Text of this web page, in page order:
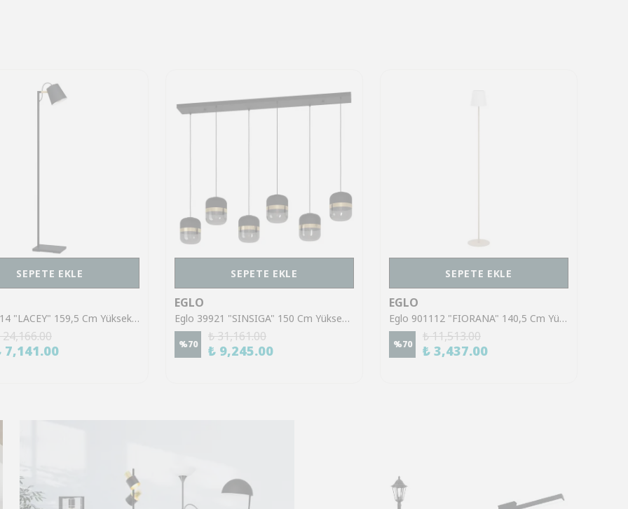
SEPETE EKLE
Eglo 43614 "LACEY" 159,5 Cm Yüksekliğinde Çelik, Ahşap Köşe Lambası Lambader
24,166.00
7,141.00
SEPETE EKLE
EGLO
Eglo 39921 "SINSIGA" 150 Cm Yüksekliğinde Çelik Siyah Sarkıt Avize
%70
₺ 31,161.00
₺ 9,245.00
SEPETE EKLE
EGLO
Eglo 901112 "FIORANA" 140,5 Cm Yüksekliğinde Çelik Köşe Lambası Lambader
%70
₺ 11,513.00
₺ 3,437.00